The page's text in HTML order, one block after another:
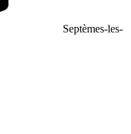
Septèmes-les-